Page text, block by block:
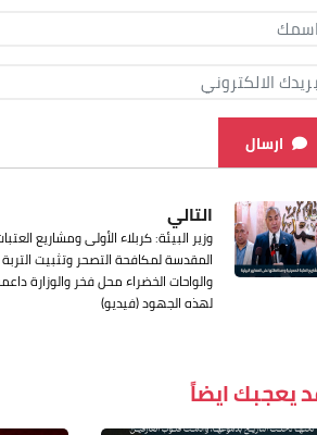
ارسال
التالي
وزير البيئة: كربلاء الأولى ومشاريع
المقدسة لمكافحة التصحر وتثبيت التربة
والواحات الخضراء محل فخر والوزارة
لهذه الجهود (فيديو)
يعجبك ايضاً